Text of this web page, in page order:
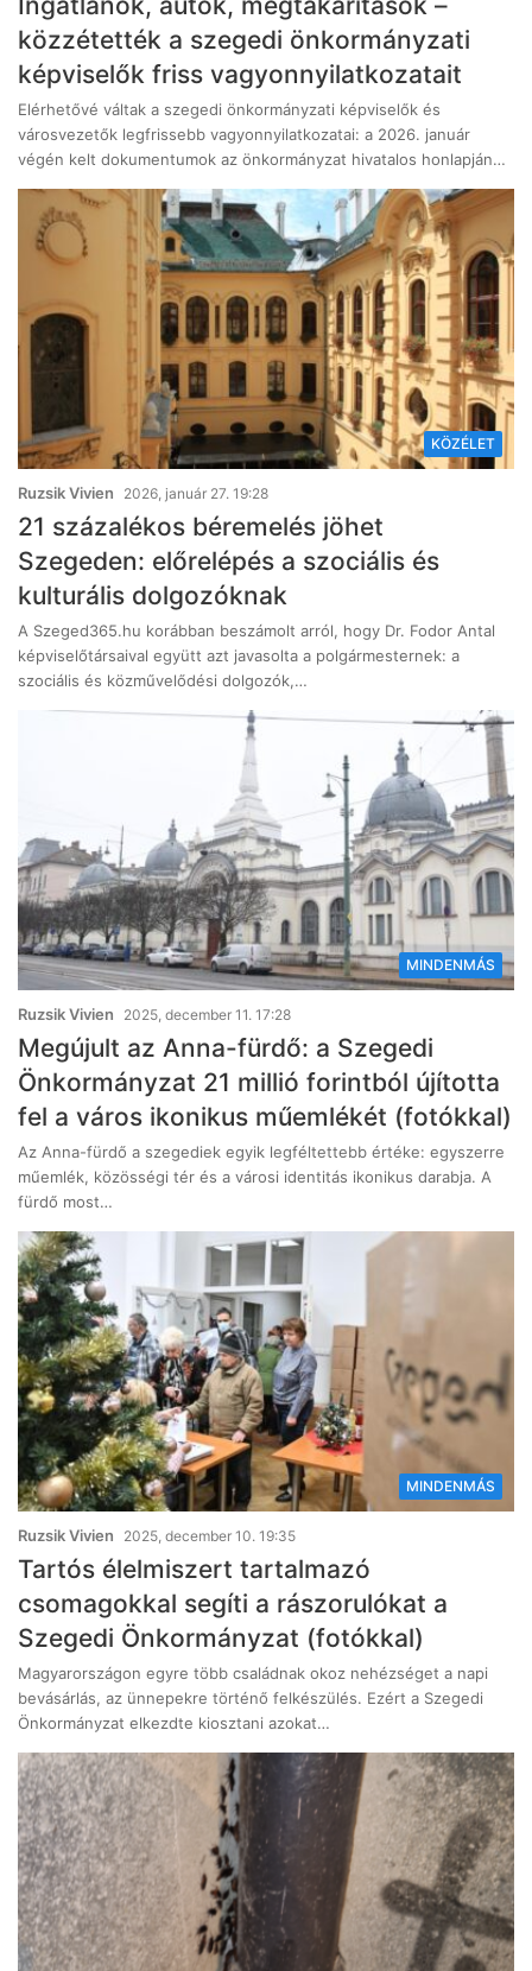
közzétették a szegedi önkormányzati
képviselők friss vagyonnyilatkozatait
Elérhetővé váltak a szegedi önkormányzati képviselők és
városvezetők legfrissebb vagyonnyilatkozatai: a 2026. január
végén kelt dokumentumok az önkormányzat hivatalos honlapján…
KÖZÉLET
Ruzsik Vivien 2026, január 27. 19:28
21 százalékos béremelés jöhet
Szegeden: előrelépés a szociális és
kulturális dolgozóknak
A Szeged365.hu korábban beszámolt arról, hogy Dr. Fodor Antal
képviselőtársaival együtt azt javasolta a polgármesternek: a
szociális és közművelődési dolgozók,…
MINDENMÁS
Ruzsik Vivien 2025, december 11. 17:28
Megújult az Anna-fürdő: a Szegedi
Önkormányzat 21 millió forintból újította
fel a város ikonikus műemlékét (fotókkal)
Az Anna-fürdő a szegediek egyik legféltettebb értéke: egyszerre
műemlék, közösségi tér és a városi identitás ikonikus darabja. A
fürdő most…
MINDENMÁS
Ruzsik Vivien 2025, december 10. 19:35
Tartós élelmiszert tartalmazó
csomagokkal segíti a rászorulókat a
Szegedi Önkormányzat (fotókkal)
Magyarországon egyre több családnak okoz nehézséget a napi
bevásárlás, az ünnepekre történő felkészülés. Ezért a Szegedi
Önkormányzat elkezdte kiosztani azokat…